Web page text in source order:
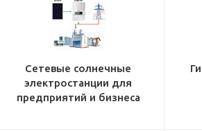
Сетевые солнечные
электростанции для
предприятий и бизнеса